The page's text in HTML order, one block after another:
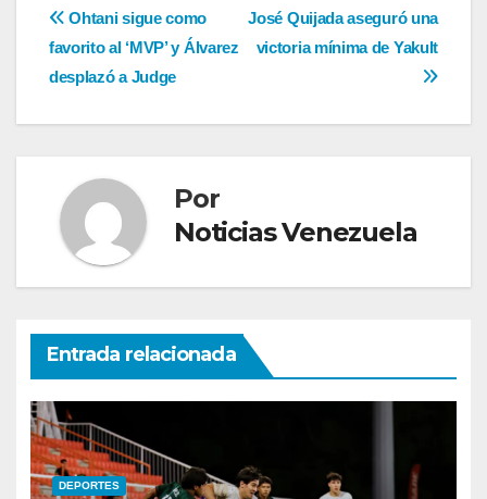
Navegación
de
entradas
José Quijada aseguró una
victoria mínima de Yakult
Ohtani sigue como
favorito al ‘MVP’ y Álvarez
desplazó a Judge
Por
Noticias Venezuela
Entrada relacionada
DEPORTES